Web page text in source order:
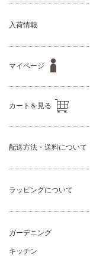
入荷情報
マイページ
カートを見る
配送方法・送料について
ラッピングについて
ガーデニング
キッチン